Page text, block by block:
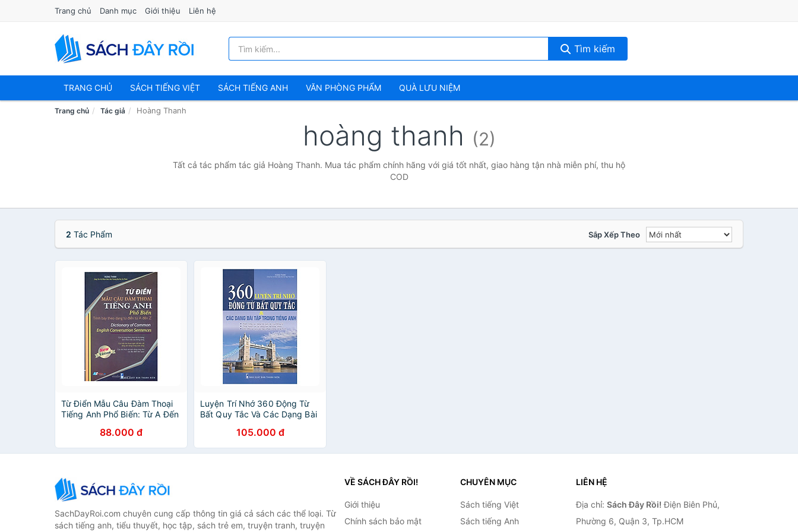
Trang chủ Danh mục Giới thiệu Liên hệ
Tìm kiếm
TRANG CHỦ SÁCH TIẾNG VIỆT SÁCH TIẾNG ANH VĂN PHÒNG PHẨM QUÀ LƯU NIỆM
Trang chủ Tác giả Hoàng Thanh
hoàng thanh (2)
Tất cả tác phẩm tác giả Hoàng Thanh. Mua tác phẩm chính hãng với giá tốt nhất, giao hàng tận nhà miễn phí, thu hộ
COD
2 Tác Phẩm Sắp Xếp Theo
Từ Điển Mẫu Câu Đàm Thoại
Tiếng Anh Phổ Biến: Từ A Đến
88.000 đ
Luyện Trí Nhớ 360 Động Từ
Bất Quy Tắc Và Các Dạng Bài
105.000 đ
SachDayRoi.com chuyên cung cấp thông tin giá cả sách các thể loại. Từ
sách tiếng anh, tiểu thuyết, học tập, sách trẻ em, truyện tranh, truyện
VỀ SÁCH ĐÂY RỒI!
Giới thiệu
Chính sách bảo mật
CHUYÊN MỤC
Sách tiếng Việt
Sách tiếng Anh
LIÊN HỆ
Địa chỉ: Sách Đây Rồi! Điện Biên Phủ,
Phường 6, Quận 3, Tp.HCM